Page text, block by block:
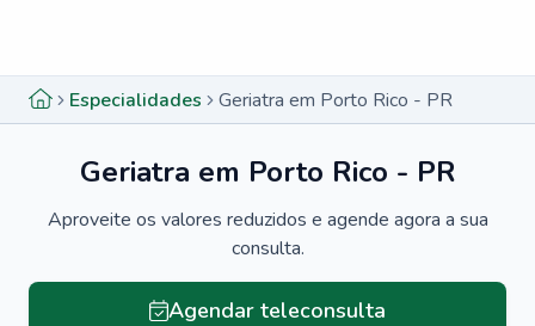
Especialidades Geriatra em Porto Rico - PR
Geriatra em Porto Rico - PR
Aproveite os valores reduzidos e agende agora a sua
consulta.
Agendar teleconsulta